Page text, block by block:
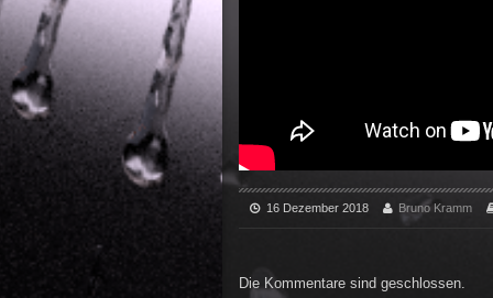
16 Dezember 2018 Bruno Kramm
Die Kommentare sind geschlossen.